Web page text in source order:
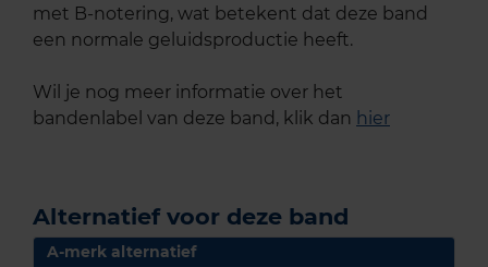
met B-notering, wat betekent dat deze band
een normale geluidsproductie heeft.
Wil je nog meer informatie over het
bandenlabel van deze band, klik dan hier
Alternatief voor deze band
A-merk alternatief